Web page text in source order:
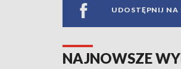
UDOSTĘPNIJ NA
NAJNOWSZE